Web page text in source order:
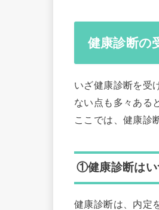
健康診断の
いざ健康診断を受
ない点も多々ある
ここでは、健康診
①健康診断はい
健康診断は、内定